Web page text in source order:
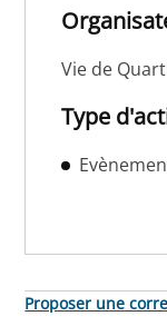
Vie de
Type
Proposer une